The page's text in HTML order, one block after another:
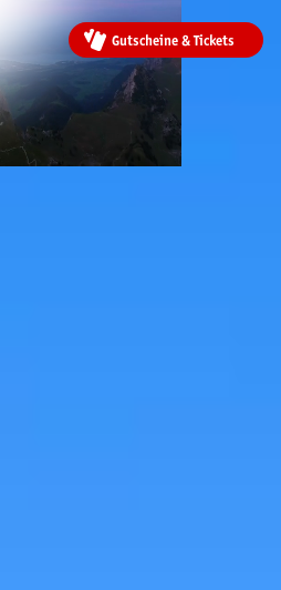
Gutscheine & Tickets